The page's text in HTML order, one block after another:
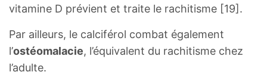
vitamine D prévient et traite le rachitisme [19].
Par ailleurs, le calciférol combat également
l’ostéomalacie, l’équivalent du rachitisme chez
l’adulte.